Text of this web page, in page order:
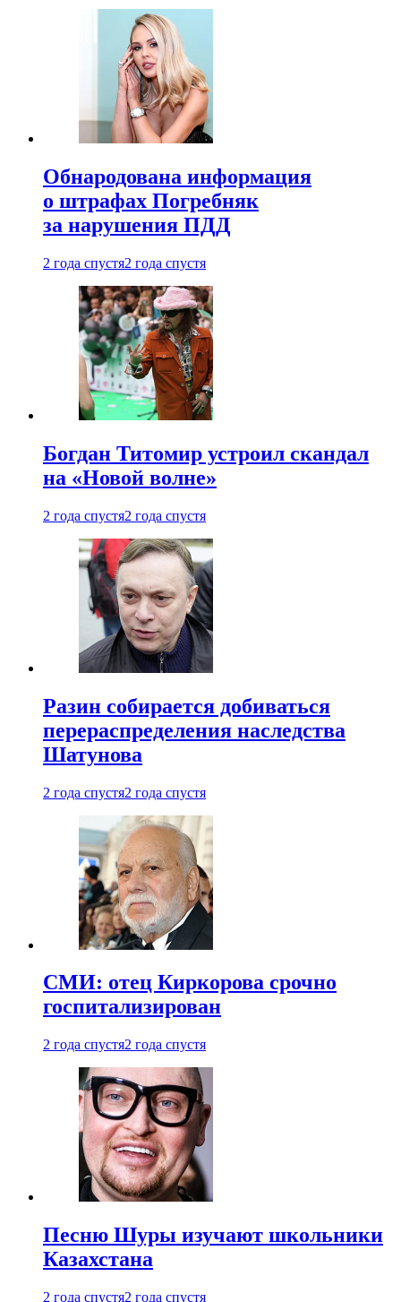
Обнародована информация
о штрафах Погребняк
за нарушения ПДД
2 года спустя2 года спустя
Богдан Титомир устроил скандал
на «Новой волне»
2 года спустя2 года спустя
Разин собирается добиваться
перераспределения наследства
Шатунова
2 года спустя2 года спустя
СМИ: отец Киркорова срочно
госпитализирован
2 года спустя2 года спустя
Песню Шуры изучают школьники
Казахстана
2 года спустя2 года спустя